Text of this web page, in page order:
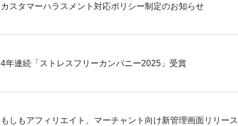
カスタマーハラスメント対応ポリシー制定のお知らせ
4年連続「ストレスフリーカンパニー2025」受賞
もしもアフィリエイト、マーチャント向け新管理画面リリース